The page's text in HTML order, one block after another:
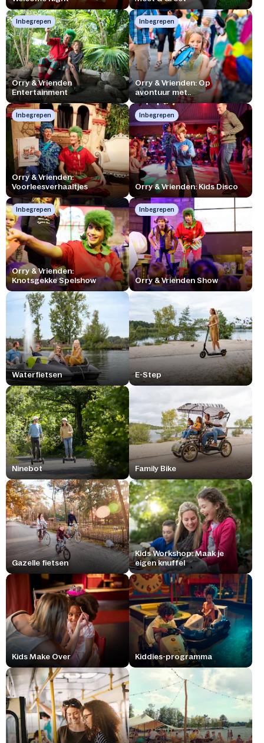
Inbegrepen
Orry & Vrienden
Entertainment
Inbegrepen
Orry & Vrienden: Op
avontuur met..
Inbegrepen
Orry & Vrienden:
Voorleesverhaaltjes
Inbegrepen
Orry & Vrienden: Kids Disco
Inbegrepen
Orry & Vrienden:
Knotsgekke Spelshow
Inbegrepen
Orry & Vrienden Show
Waterfietsen E-Step
Ninebot Family Bike
Gazelle fietsen
Kids Workshop: Maak je
eigen knuffel
Kids Make Over Kiddies-programma